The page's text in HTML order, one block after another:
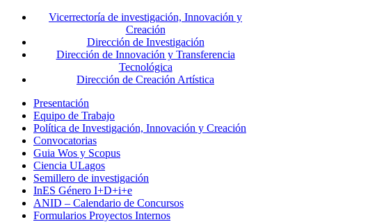
Vicerrectoría de investigación, Innovación y
Creación
Dirección de Investigación
Dirección de Innovación y Transferencia
Tecnológica
Dirección de Creación Artística
Presentación
Equipo de Trabajo
Política de Investigación, Innovación y Creación
Convocatorias
Guia Wos y Scopus
Ciencia ULagos
Semillero de investigación
InES Género I+D+i+e
ANID – Calendario de Concursos
Formularios Proyectos Internos